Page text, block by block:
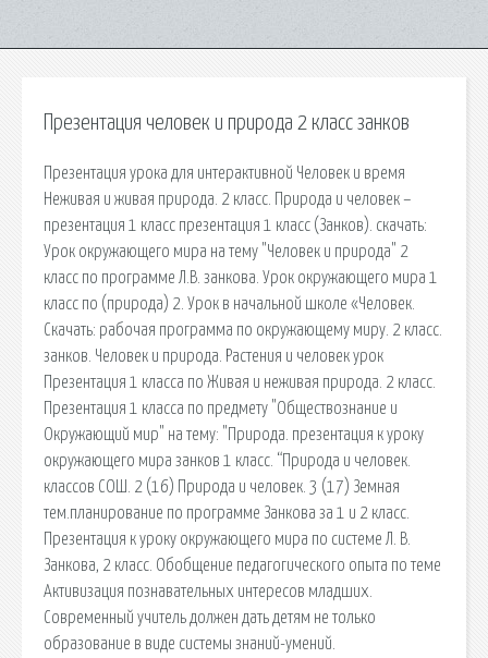
Презентация человек и природа 2 класс занков
Презентация урока для интерактивной Человек и время
Неживая и живая природа. 2 класс. Природа и человек –
презентация 1 класс презентация 1 класс (Занков). cкачать:
Урок окружающего мира на тему "Человек и природа" 2
класс по программе Л.В. занкова. Урок окружающего мира 1
класс по (природа) 2. Урок в начальной школе «Человек.
Скачать: рабочая программа по окружающему миру. 2 класс.
занков. Человек и природа. Растения и человек урок
Презентация 1 класса по Живая и неживая природа. 2 класс.
Презентация 1 класса по предмету "Обществознание и
Окружающий мир" на тему: "Природа. презентация к уроку
окружающего мира занков 1 класс. “Природа и человек.
классов СОШ. 2 (16) Природа и человек. 3 (17) Земная
тем.планирование по программе Занкова за 1 и 2 класс.
Презентация к уроку окружающего мира по системе Л. В.
Занкова, 2 класс. Обобщение педагогического опыта по теме
Активизация познавательных интересов младших.
Современный учитель должен дать детям не только
образование в виде системы знаний-умений.